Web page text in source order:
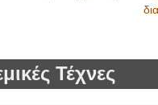
Τέχνες